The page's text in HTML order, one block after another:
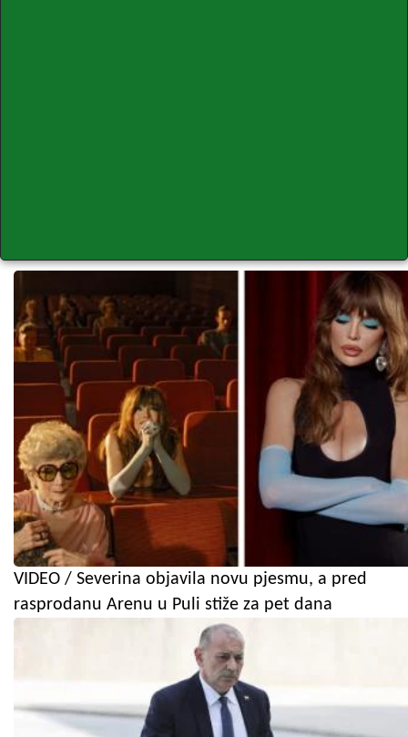
VIDEO / Severina objavila novu pjesmu, a pred
rasprodanu Arenu u Puli stiže za pet dana